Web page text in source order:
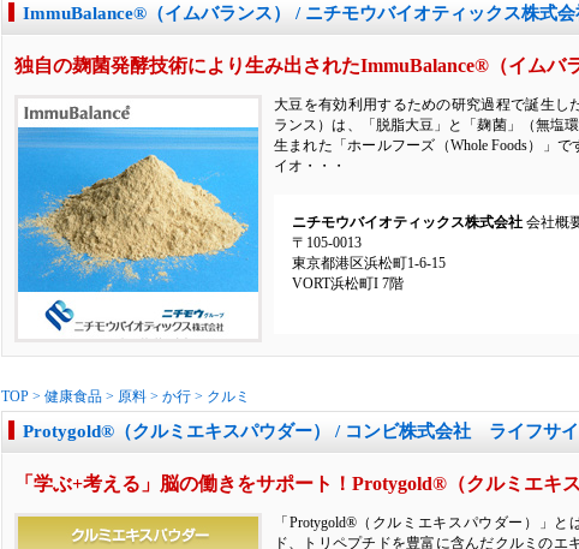
ImmuBalance®（イムバランス） / ニチモウバイオティックス株式会
独自の麹菌発酵技術により生み出されたImmuBalance®（イムバ
大豆を有効利用するための研究過程で誕生し
ランス）は、「脱脂大豆」と「麹菌」（無塩
生まれた「ホールフーズ（Whole Foods）」
イオ・・・
ニチモウバイオティックス株式会社 会社概
〒105-0013
東京都港区浜松町1-6-15
VORT浜松町I 7階
TOP > 健康食品 > 原料 > か行 > クルミ
Protygold®（クルミエキスパウダー） / コンビ株式会社 ライフサ
「学ぶ+考える」脳の働きをサポート！Protygold®（クルミエキ
「Protygold®（クルミエキスパウダー）」
ド、トリペプチドを豊富に含んだクルミのエ